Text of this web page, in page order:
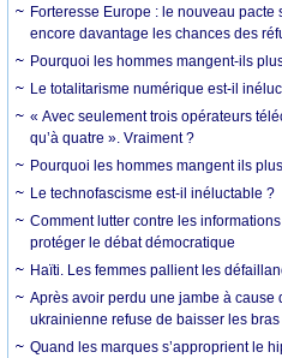
Forteresse Europe : le nouveau
encore davantage les chances des
Pourquoi les hommes mangent-ils
Le totalitarisme numérique est-il
« Avec seulement trois opérateurs
qu’à quatre ». Vraiment ?
Pourquoi les hommes mangent ils
Le technofascisme est-il inéluctable ?
Comment lutter contre les
protéger le débat démocratique
Haïti. Les femmes pallient les
Après avoir perdu une jambe à cause
ukrainienne refuse de baisser les bras
Quand les marques s’approprient le